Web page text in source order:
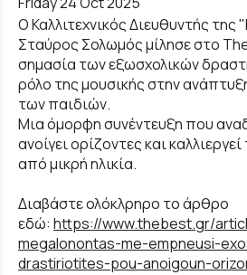
Ο Καλλιτεχνικός Διευθυντής
Σταύρος Σολωμός μίλησε στο
σημασία των εξωσχολικών
ρόλο της μουσικής στην
των παιδιών.
Μια όμορφη συνέντευξη που
ανοίγει ορίζοντες και
από μικρή ηλικία.
Διαβάστε ολόκλρηρο το άρθρο
εδώ: https://www.thebest.gr/
megalonontas-me-empneusi-
drastiriotites-pou-anoigoun-